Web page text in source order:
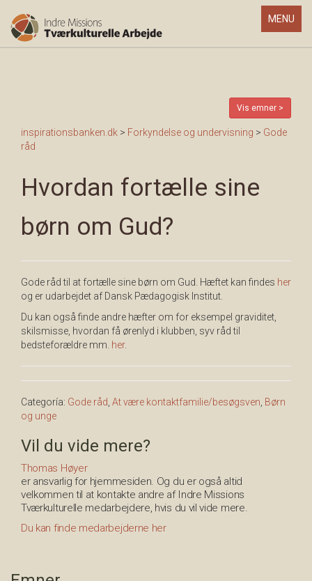
Toggle
MENU
Vis emner >
inspirationsbanken.dk > Forkyndelse og undervisning > Gode
råd
Hvordan fortælle sine
børn om Gud?
Gode råd til at fortælle sine børn om Gud. Hæftet kan findes her
og er udarbejdet af Dansk Pædagogisk Institut.
Du kan også finde andre hæfter om for eksempel graviditet,
skilsmisse, hvordan få ørenlyd i klubben, syv råd til
bedsteforældre mm. her.
Categoría: Gode råd At være kontaktfamilie/besøgsven Børn
og unge
Vil du vide mere?
Thomas Høyer
er ansvarlig for hjemmesiden. Og du er også altid
velkommen til at kontakte andre af Indre Missions
Tværkulturelle medarbejdere, hvis du vil vide mere.
Du kan finde medarbejderne her